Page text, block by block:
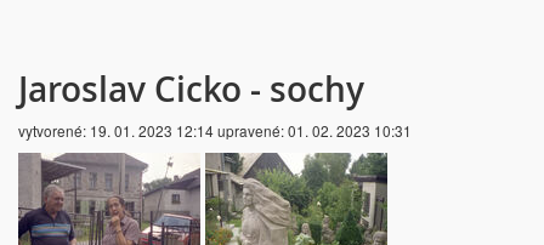
Jaroslav Cicko - sochy
vytvorené: 19. 01. 2023 12:14upravené:01. 02. 2023 10:31